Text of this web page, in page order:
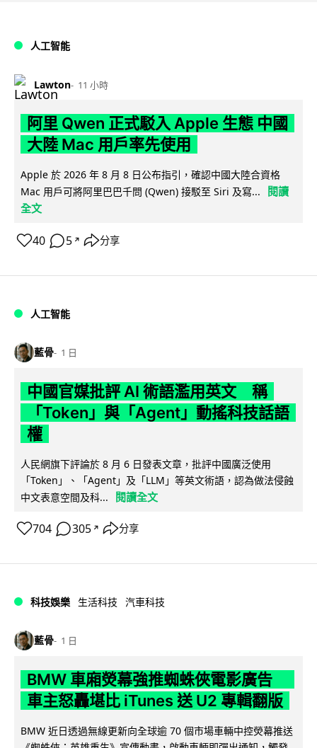
人工智能
Lawton 11 小時
阿里 Qwen 正式駁入 Apple 生態 中國
大陸 Mac 用戶率先使用
Apple 於 2026 年 8 月 8 日公布指引，確認中國大陸合資格
Mac 用戶可將阿里巴巴千問 (Qwen) 接駁至 Siri 及寫...
閱讀
全文
40 5 ↗ 分享
人工智能
藍骨 1 日
中國官媒批評 AI 術語濫用英文 稱
「Token」與「Agent」動搖科技話語
權
人民網旗下評論於 8 月 6 日發表文章，批評中國廣泛使用
「Token」、「Agent」及「LLM」等英文術語，認為做法侵蝕
中文表意空間及科...
閱讀全文
704 305 ↗ 分享
科技娛樂 生活科技 汽車科技
藍骨 1 日
BMW 車廂熒幕強推蜘蛛俠電影廣告
車主怒轟堪比 iTunes 送 U2 專輯翻版
BMW 近日透過無線更新向全球逾 70 個市場車輛中控熒幕推送